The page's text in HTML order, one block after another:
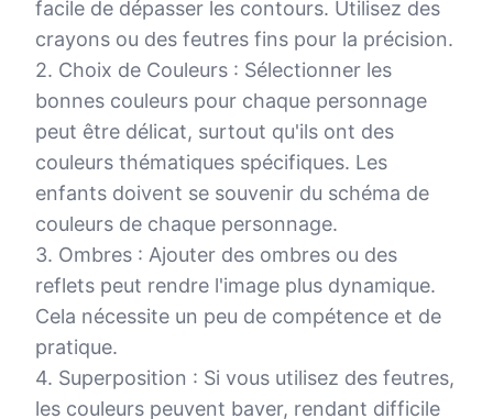
facile de dépasser les contours. Utilisez des
crayons ou des feutres fins pour la précision.
2. Choix de Couleurs : Sélectionner les
bonnes couleurs pour chaque personnage
peut être délicat, surtout qu'ils ont des
couleurs thématiques spécifiques. Les
enfants doivent se souvenir du schéma de
couleurs de chaque personnage.
3. Ombres : Ajouter des ombres ou des
reflets peut rendre l'image plus dynamique.
Cela nécessite un peu de compétence et de
pratique.
4. Superposition : Si vous utilisez des feutres,
les couleurs peuvent baver, rendant difficile